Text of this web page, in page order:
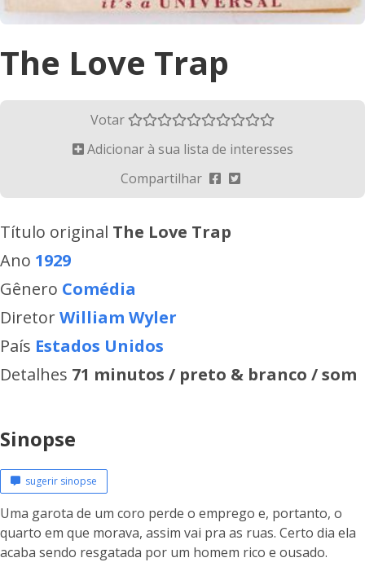
The Love Trap
Votar
Adicionar à sua lista de interesses
Compartilhar
Título original The Love Trap
Ano 1929
Gênero Comédia
DiretorWilliam Wyler
País Estados Unidos
Detalhes 71 minutos / preto & branco / som
Sinopse
sugerir sinopse
Uma garota de um coro perde o emprego e, portanto, o
quarto em que morava, assim vai pra as ruas. Certo dia ela
acaba sendo resgatada por um homem rico e ousado.